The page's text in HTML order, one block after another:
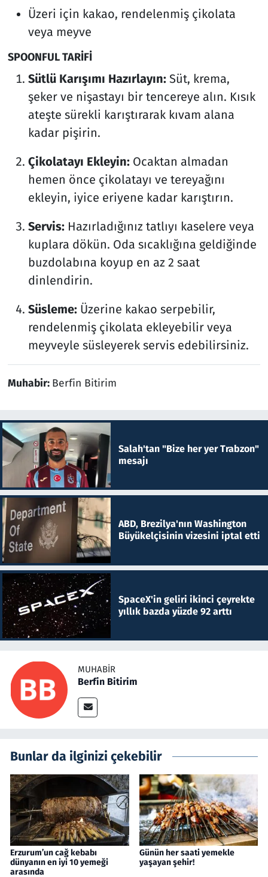
Üzeri için kakao, rendelenmiş çikolata
veya meyve
SPOONFUL TARİFİ
Sütlü Karışımı Hazırlayın:Süt, krema,
şeker ve nişastayı bir tencereye alın. Kısık
ateşte sürekli karıştırarak kıvam alana
kadar pişirin.
Çikolatayı Ekleyin:Ocaktan almadan
hemen önce çikolatayı ve tereyağını
ekleyin, iyice eriyene kadar karıştırın.
Servis:Hazırladığınız tatlıyı kaselere veya
kuplara dökün. Oda sıcaklığına geldiğinde
buzdolabına koyup en az 2 saat
dinlendirin.
Süsleme:Üzerine kakao serpebilir,
rendelenmiş çikolata ekleyebilir veya
meyveyle süsleyerek servis edebilirsiniz.
Muhabir: Berfin Bitirim
Salah'tan "Bize her yer Trabzon"
mesajı
ABD, Brezilya'nın Washington
Büyükelçisinin vizesini iptal etti
SpaceX'in geliri ikinci çeyrekte
yıllık bazda yüzde 92 arttı
MUHABIR
Berfin Bitirim
Bunlar da ilginizi çekebilir
Erzurum’un cağ kebabı
dünyanın en iyi 10 yemeği
arasında
Günün her saati yemekle
yaşayan şehir!